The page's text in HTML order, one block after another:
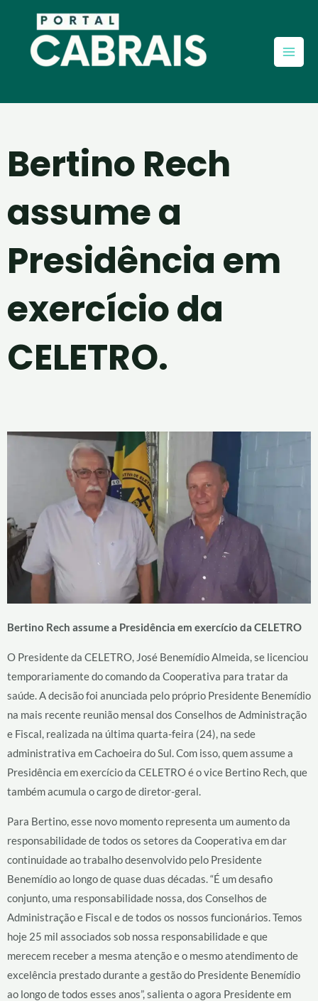
conteúdo
Bertino Rech
assume a
Presidência em
exercício da
CELETRO.
Bertino Rech assume a Presidência em exercício da CELETRO
O Presidente da CELETRO, José Benemídio Almeida, se licenciou
temporariamente do comando da Cooperativa para tratar da
saúde. A decisão foi anunciada pelo próprio Presidente Benemídio
na mais recente reunião mensal dos Conselhos de Administração
e Fiscal, realizada na última quarta-feira (24), na sede
administrativa em Cachoeira do Sul. Com isso, quem assume a
Presidência em exercício da CELETRO é o vice Bertino Rech, que
também acumula o cargo de diretor-geral.
Para Bertino, esse novo momento representa um aumento da
responsabilidade de todos os setores da Cooperativa em dar
continuidade ao trabalho desenvolvido pelo Presidente
Benemídio ao longo de quase duas décadas. “É um desafio
conjunto, uma responsabilidade nossa, dos Conselhos de
Administração e Fiscal e de todos os nossos funcionários. Temos
hoje 25 mil associados sob nossa responsabilidade e que
merecem receber a mesma atenção e o mesmo atendimento de
excelência prestado durante a gestão do Presidente Benemídio
ao longo de todos esses anos”, salienta o agora Presidente em